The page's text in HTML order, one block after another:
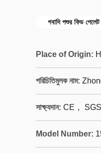
গবাদি পশুর ফিড পেলেট
Place of Origin:
পরিচিতিমুলক নাম:
সাক্ষ্যদান: CE，
Model Number: